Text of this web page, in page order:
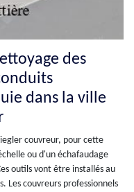
des
dans la ville
couvreur, pour cette
ou d'un échafaudage
outils vont être installés au
Les couvreurs professionnels